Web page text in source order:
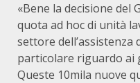
«Bene la decisione del
quota ad hoc di unità
settore dell’assistenza
particolare riguardo ai
Queste 10mila nuove